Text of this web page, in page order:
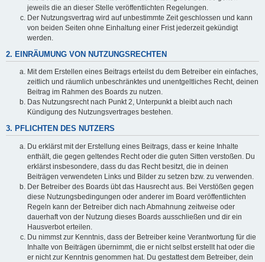
jeweils die an dieser Stelle veröffentlichten Regelungen.
Der Nutzungsvertrag wird auf unbestimmte Zeit geschlossen und kann
von beiden Seiten ohne Einhaltung einer Frist jederzeit gekündigt
werden.
2. EINRÄUMUNG VON NUTZUNGSRECHTEN
Mit dem Erstellen eines Beitrags erteilst du dem Betreiber ein einfaches,
zeitlich und räumlich unbeschränktes und unentgeltliches Recht, deinen
Beitrag im Rahmen des Boards zu nutzen.
Das Nutzungsrecht nach Punkt 2, Unterpunkt a bleibt auch nach
Kündigung des Nutzungsvertrages bestehen.
3. PFLICHTEN DES NUTZERS
Du erklärst mit der Erstellung eines Beitrags, dass er keine Inhalte
enthält, die gegen geltendes Recht oder die guten Sitten verstoßen. Du
erklärst insbesondere, dass du das Recht besitzt, die in deinen
Beiträgen verwendeten Links und Bilder zu setzen bzw. zu verwenden.
Der Betreiber des Boards übt das Hausrecht aus. Bei Verstößen gegen
diese Nutzungsbedingungen oder anderer im Board veröffentlichten
Regeln kann der Betreiber dich nach Abmahnung zeitweise oder
dauerhaft von der Nutzung dieses Boards ausschließen und dir ein
Hausverbot erteilen.
Du nimmst zur Kenntnis, dass der Betreiber keine Verantwortung für die
Inhalte von Beiträgen übernimmt, die er nicht selbst erstellt hat oder die
er nicht zur Kenntnis genommen hat. Du gestattest dem Betreiber, dein